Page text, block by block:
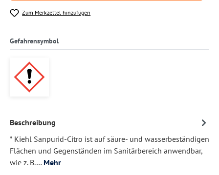
Zum Merkzettel hinzufügen
Gefahrensymbol
Beschreibung
* Kiehl Sanpurid-Citro ist auf säure- und wasserbeständigen
Flächen und Gegenständen im Sanitärbereich anwendbar,
wie z. B.… Mehr